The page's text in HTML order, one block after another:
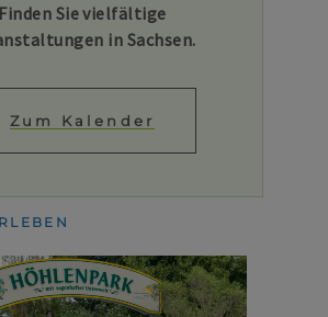
Finden Sie vielfältige
in Sachsen.
Zum Kalender